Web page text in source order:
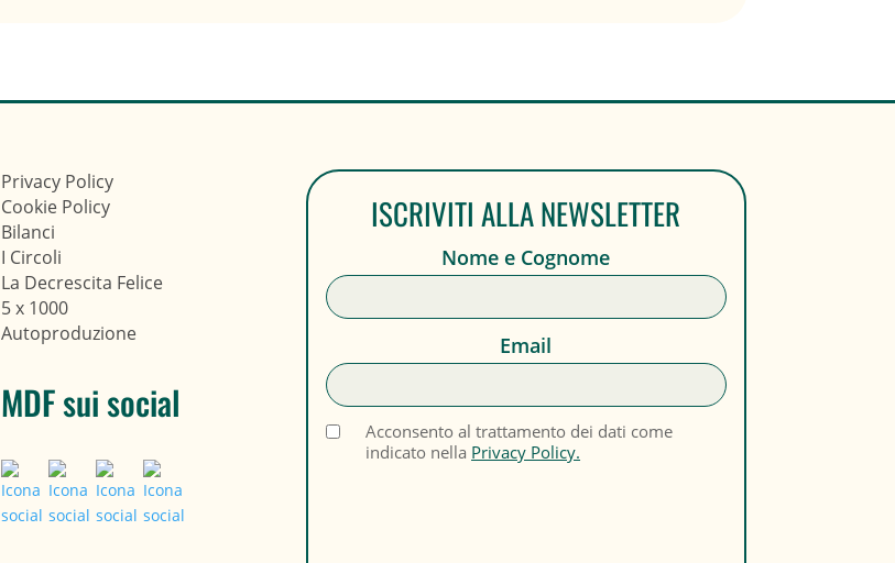
Privacy Policy
Cookie Policy
Bilanci
I Circoli
La Decrescita Felice
5 x 1000
Autoproduzione
MDF sui social
ISCRIVITI ALLA NEWSLETTER
Nome e Cognome
Email
Acconsento al trattamento dei dati come
indicato nella Privacy Policy.